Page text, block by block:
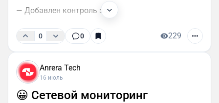
— Добавлен контроль за...
0 0 229
Anrera Tech
16 июль
😀 Сетевой мониторинг